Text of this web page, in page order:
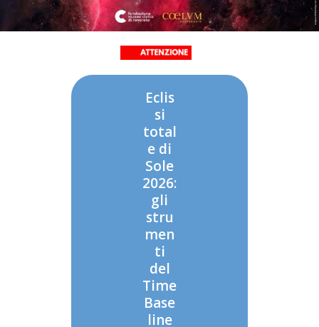
Eclis
si
total
e di
Sole
2026:
gli
stru
men
ti
del
Time
Base
line